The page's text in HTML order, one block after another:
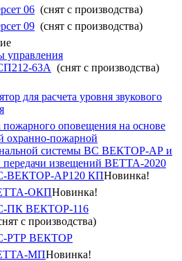
06 (снят с производства)
09 (снят с производства)
управления
63А (снят с производства)
для расчета уровня звукового
пожарного оповещения на основе
охранно-пожарной
системы ВС ВЕКТОР-АР и
передачи извещений ВЕТТА-2020
ВЕКТОР-АР120 КПНовинка!
ОКПНовинка!
ПК ВЕКТОР-116
с производства)
РТР ВЕКТОР
МПНовинка!